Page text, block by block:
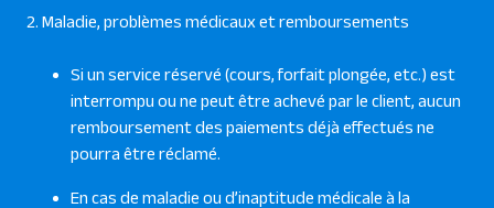
2. Maladie, problèmes médicaux et remboursements
Si un service réservé (cours, forfait plongée, etc.) est
interrompu ou ne peut être achevé par le client, aucun
remboursement des paiements déjà effectués ne
pourra être réclamé.
En cas de maladie ou d’inaptitude médicale à la